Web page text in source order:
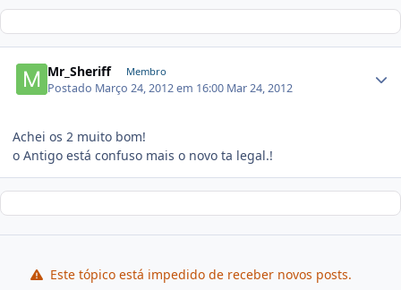
Mr_Sheriff Membro
Postado Março 24, 2012 em 16:00 Mar 24, 2012
Achei os 2 muito bom!
o Antigo está confuso mais o novo ta legal.!
Este tópico está impedido de receber novos posts.